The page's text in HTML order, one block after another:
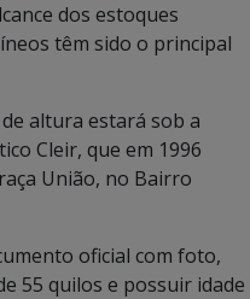
dos estoques
têm sido o principal
altura estará sob a
Cleir, que em 1996
União, no Bairro
oficial com foto,
55 quilos e possuir idade